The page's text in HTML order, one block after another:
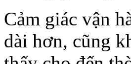
Cảm giác vận
dài hơn, cũng